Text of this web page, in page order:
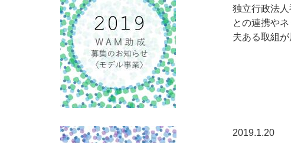
独立行政法
との連携や
夫ある取組
2019.1.20